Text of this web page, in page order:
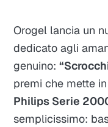
Orogel lancia un
dedicato agli
genuino:
premi che mette
Philips Serie
semplicissimo: